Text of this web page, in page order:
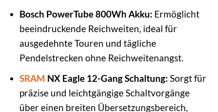
Bosch PowerTube 800Wh Akku: Ermöglicht
beeindruckende Reichweiten, ideal für
ausgedehnte Touren und tägliche
Pendelstrecken ohne Reichweitenangst.
SRAM NX Eagle 12-Gang Schaltung: Sorgt für
präzise und leichtgängige Schaltvorgänge
über einen breiten Übersetzungsbereich,